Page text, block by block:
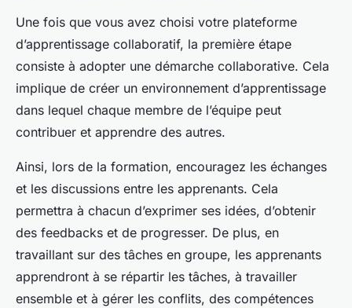
Une fois que vous avez choisi votre plateforme
d’apprentissage collaboratif, la première étape
consiste à adopter une démarche collaborative. Cela
implique de créer un environnement d’apprentissage
dans lequel chaque membre de l’équipe peut
contribuer et apprendre des autres.
Ainsi, lors de la formation, encouragez les échanges
et les discussions entre les apprenants. Cela
permettra à chacun d’exprimer ses idées, d’obtenir
des feedbacks et de progresser. De plus, en
travaillant sur des tâches en groupe, les apprenants
apprendront à se répartir les tâches, à travailler
ensemble et à gérer les conflits, des compétences